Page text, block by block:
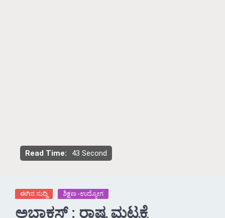
Read Time: 43 Second
ಈಗಿನ ಸುದ್ದಿ ಶಿಕ್ಷಣ -ಉದ್ಯೋಗ
ಅಬಾಕಸ್ : ರಾಷ್ಟ್ರಮಟ್ಟಕ್ಕೆ